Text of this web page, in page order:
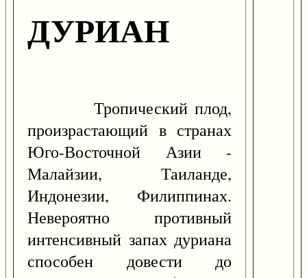
ДУРИАН
Тропический плод,
произрастающий в странах
Юго-Восточной Азии -
Малайзии, Таиланде,
Индонезии, Филиппинах.
Невероятно противный
интенсивный запах дуриана
способен довести до